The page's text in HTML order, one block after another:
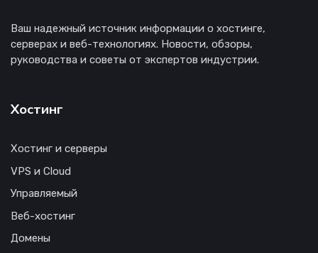
Ваш надежный источник информации о хостинге,
серверах и веб-технологиях. Новости, обзоры,
руководства и советы от экспертов индустрии.
Хостинг
Хостинг и серверы
VPS и Cloud
Управляемый
Веб-хостинг
Домены